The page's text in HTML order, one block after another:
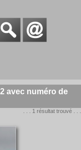
avec numéro de
. . . 1 résultat trouvé . . .